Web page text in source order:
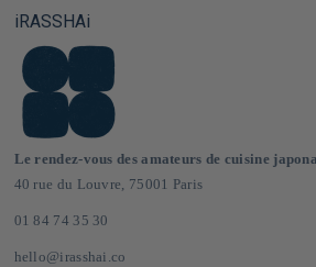
iRASSHAi
Le rendez-vous des amateurs de cuisine
40 rue du Louvre, 75001 Paris
01 84 74 35 30
hello@irasshai.co